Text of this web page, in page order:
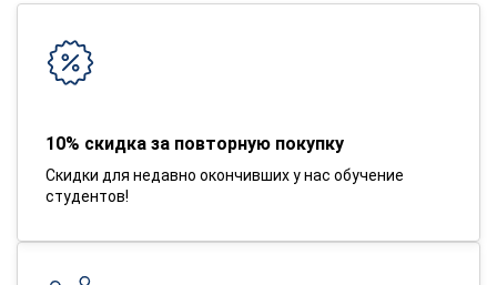
10% скидка за повторную покупку
Скидки для недавно окончивших у нас обучение
студентов!